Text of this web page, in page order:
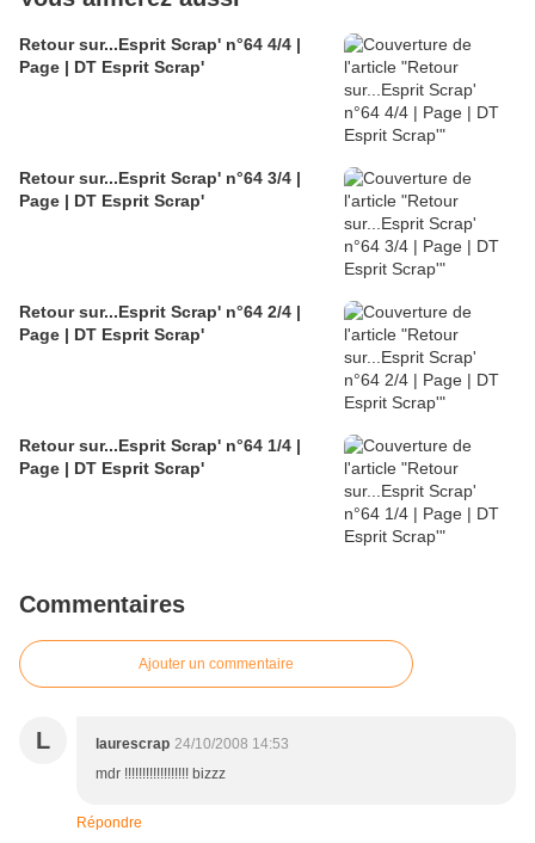
Retour sur...Esprit Scrap' n°64 4/4 |
Page | DT Esprit Scrap'
Retour sur...Esprit Scrap' n°64 3/4 |
Page | DT Esprit Scrap'
Retour sur...Esprit Scrap' n°64 2/4 |
Page | DT Esprit Scrap'
Retour sur...Esprit Scrap' n°64 1/4 |
Page | DT Esprit Scrap'
Commentaires
Ajouter un commentaire
L laurescrap 24/10/2008 14:53
mdr !!!!!!!!!!!!!!!!!! bizzz
Répondre